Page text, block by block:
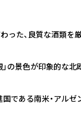
った、良質な酒類を
の景色が印象的な北
である南米・アルゼ